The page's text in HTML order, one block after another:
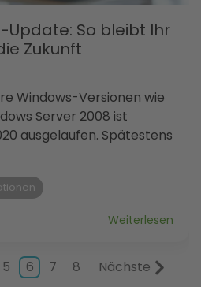
So bleibt Ihr
Zukunft
Windows-Versionen wie
Server 2008 ist
ausgelaufen. Spätestens
Weiterlesen
5 6 7 8 Nächste